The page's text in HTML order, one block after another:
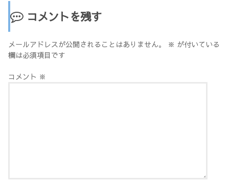
コメントを残す
メールアドレスが公開されることはありません。 ※ が付いている
欄は必須項目です
コメント ※